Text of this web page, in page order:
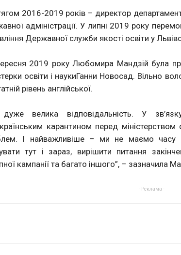
2016-2019 років – директор
адміністрації. У липні 2019 року
Державної служби якості освіти у
2019 року Любомира Мандзій була
освіти і наукиГанни Новосад. Вільно
рівень англійської.
велика відповідальність. У
карантином перед міністерством
І найважливіше – ми не маємо часу
тут і зараз, вирішити питання
кампанії та багато іншого”, – зазначила
- Реклама -